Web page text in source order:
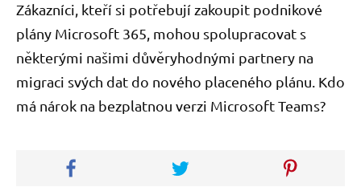
Zákazníci, kteří si potřebují zakoupit podnikové
plány Microsoft 365, mohou spolupracovat s
některými našimi důvěryhodnými partnery na
migraci svých dat do nového placeného plánu. Kdo
má nárok na bezplatnou verzi Microsoft Teams?